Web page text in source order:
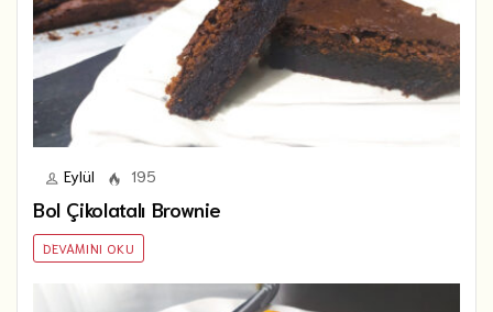
Eylül 195
Bol Çikolatalı Brownie
DEVAMINI OKU